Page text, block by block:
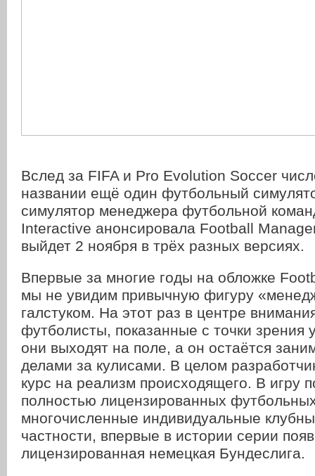
Вслед за FIFA и Pro Evolution Soccer
названии ещё один футбольный
симулятор менеджера футбольной
Interactive анонсировала Football
выйдет 2 ноября в трёх разных версиях.
Впервые за многие годы на обложке
мы не увидим привычную фигуру
галстуком. На этот раз в центре
футболисты, показанные с точки зрения
они выходят на поле, а он остаётся
делами за кулисами. В целом
курс на реализм происходящего. В игру
полностью лицензированных
многочисленные индивидуальные
частности, впервые в истории серии
лицензированная немецкая Бундеслига.